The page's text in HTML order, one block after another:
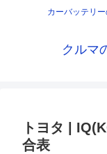
カーバッテリ
クルマ
トヨタ |
合表